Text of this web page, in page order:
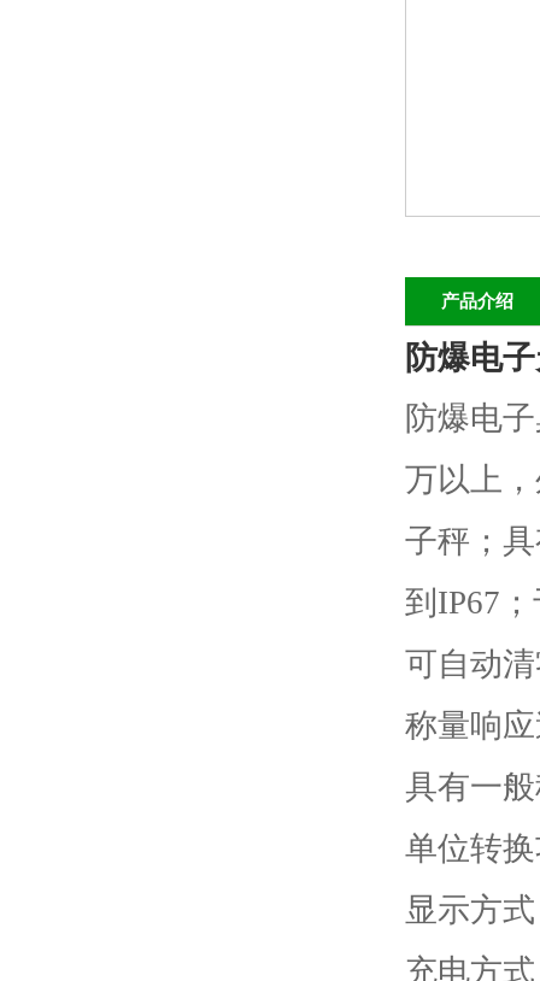
产品介绍
防爆电
防爆电
万以上
子秤；
到IP67
可自动
称量响
具有一
单位转
显示方
充电方